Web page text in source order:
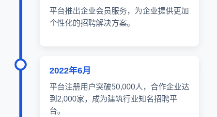
平台推出企业会员服务，为企业提供更加
个性化的招聘解决方案。
2022年6月
平台注册用户突破50,000人，合作企业达
到2,000家，成为建筑行业知名招聘平
台。